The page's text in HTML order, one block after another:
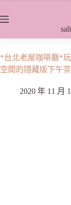
至
內
容
*台北老屋咖啡廳*玩
空間的隱藏版下午
2020 年 11 月